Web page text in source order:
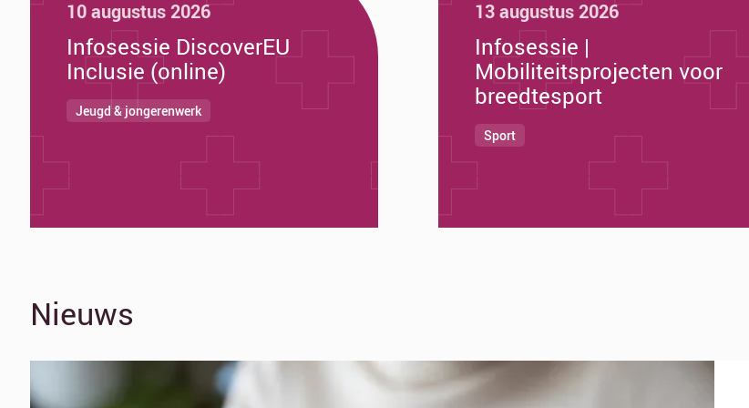
10 augustus 2026
Infosessie DiscoverEU
Inclusie (online)
Jeugd & jongerenwerk
13 augustus 2026
Infosessie |
Mobiliteitsprojecten voor
breedtesport
Sport
Nieuws